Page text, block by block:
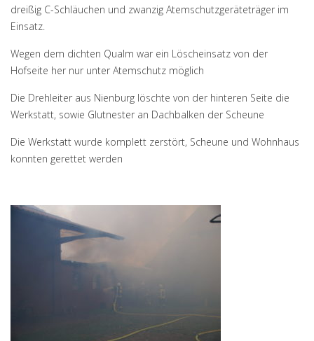
dreißig C-Schläuchen und zwanzig Atemschutzgeräteträger im
Einsatz.
Wegen dem dichten Qualm war ein Löscheinsatz von der
Hofseite her nur unter Atemschutz möglich
Die Drehleiter aus Nienburg löschte von der hinteren Seite die
Werkstatt, sowie Glutnester an Dachbalken der Scheune
Die Werkstatt wurde komplett zerstört, Scheune und Wohnhaus
konnten gerettet werden